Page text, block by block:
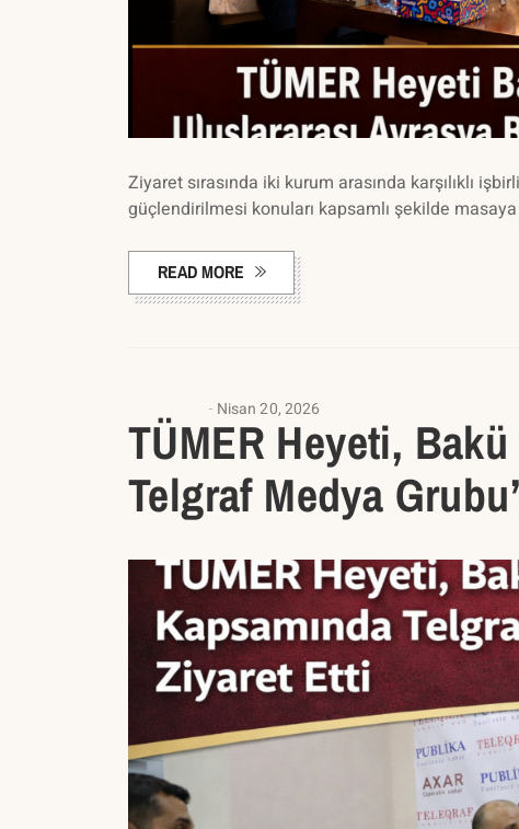
Ziyaret sırasında iki kurum arasında karşılıklı
güçlendirilmesi konuları kapsamlı şekilde masaya
READ MORE
Nisan 20, 2026
TÜMER Heyeti,
Telgraf Medya